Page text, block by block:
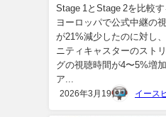
Stage 1とStage 2を比較す
ヨーロッパで公式中継の
が21%減少したのに対し
ニティキャスターのスト
グの視聴時間が4〜5%増
ア...
2026年3月19日 イース